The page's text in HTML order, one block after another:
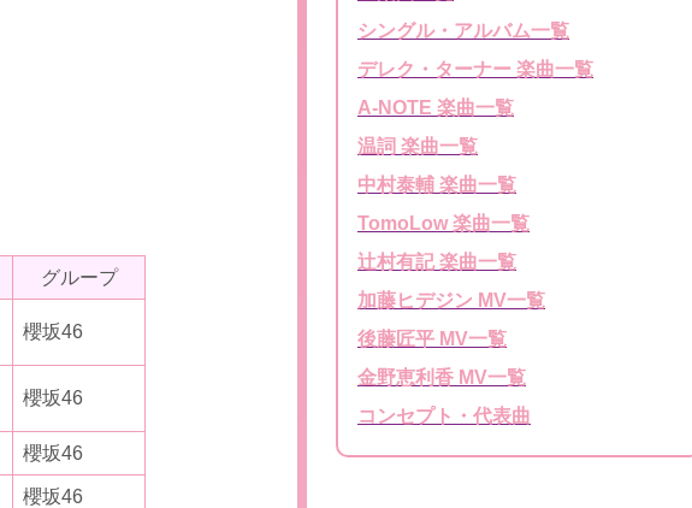
グループ
櫻坂46
櫻坂46
櫻坂46
櫻坂46
シングル・アルバム一覧
デレク・ターナー 楽曲一覧
A-NOTE 楽曲一覧
温詞 楽曲一覧
中村泰輔 楽曲一覧
TomoLow 楽曲一覧
辻村有記 楽曲一覧
加藤ヒデジン MV一覧
後藤匠平 MV一覧
金野恵利香 MV一覧
コンセプト・代表曲